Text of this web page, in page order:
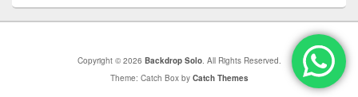
Copyright © 2026 Backdrop Solo. All Rights Reserved.
Theme: Catch Box by Catch Themes